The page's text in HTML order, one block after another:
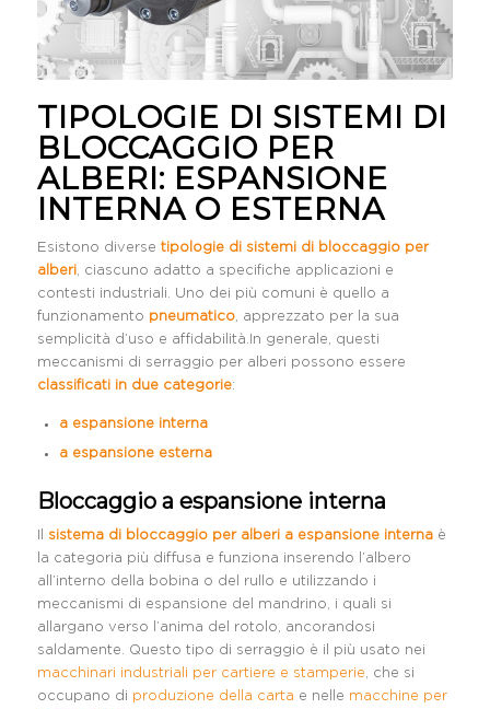
TIPOLOGIE DI SISTEMI DI
BLOCCAGGIO PER
ALBERI: ESPANSIONE
INTERNA O ESTERNA
Esistono diverse tipologie di sistemi di bloccaggio per
alberi, ciascuno adatto a specifiche applicazioni e
contesti industriali. Uno dei più comuni è quello a
funzionamento pneumatico, apprezzato per la sua
semplicità d’uso e affidabilità.In generale, questi
meccanismi di serraggio per alberi possono essere
classificati in due categorie:
a espansione interna
a espansione esterna
Bloccaggio a espansione interna
sistema di bloccaggio per alberi a espansione internaè
la categoria più diffusa e funziona inserendo l’albero
all’interno della bobina o del rullo e utilizzando i
meccanismi di espansione del mandrino, i quali si
allargano verso l’anima del rotolo, ancorandosi
saldamente. Questo tipo di serraggio è il più usato nei
macchinari industriali per cartiere e stamperie, che si
occupano di produzione della carta e nelle macchine per